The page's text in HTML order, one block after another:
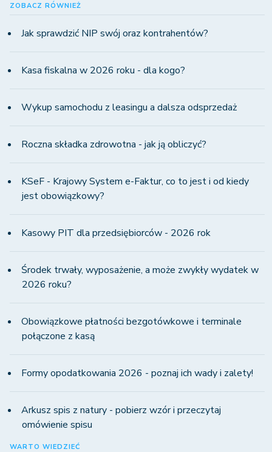
ZOBACZ RÓWNIEŻ
Jak sprawdzić NIP swój oraz kontrahentów?
Kasa fiskalna w 2026 roku - dla kogo?
Wykup samochodu z leasingu a dalsza odsprzedaż
Roczna składka zdrowotna - jak ją obliczyć?
KSeF - Krajowy System e-Faktur, co to jest i od kiedy
jest obowiązkowy?
Kasowy PIT dla przedsiębiorców - 2026 rok
Środek trwały, wyposażenie, a może zwykły wydatek w
2026 roku?
Obowiązkowe płatności bezgotówkowe i terminale
połączone z kasą
Formy opodatkowania 2026 - poznaj ich wady i zalety!
Arkusz spis z natury - pobierz wzór i przeczytaj
omówienie spisu
WARTO WIEDZIEĆ